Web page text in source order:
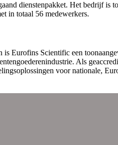
dienstenpakket. Het bedrijf is
in totaal 56 medewerkers.
Eurofins Scientific een
Als
voor nationale,